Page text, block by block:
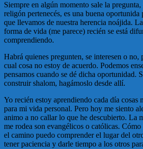
Siempre en algún momento sale la
religón pertenecés, es una buena oportunida
que llevamos de nuestra herencia noájida.
forma de vida (me parece) recién se está
comprendiendo.
Habrá quienes pregunten, se interesen o no,
cual cosa no estoy de acuerdo. Podemos
pensamos cuando se dé dicha oportunidad.
construir shalom, hagámoslo desde allí.
Yo recién estoy aprendiendo cada día cosas
para mi vida personal. Pero hoy me siento
animo a no callar lo que he descubierto. La
me rodea son evangélicos o católicas.
el camino puedo comprender el lugar del
tener paciencia y darle tiempo a los otros